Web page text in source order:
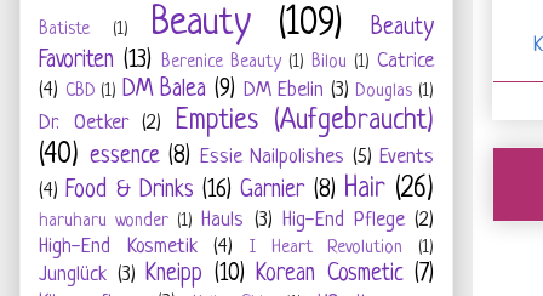
Batiste (1) Beauty (109)
Beauty
Favoriten (13) Berenice Beauty (1) Bilou (1) Catrice
(4) CBD (1) DM Balea (9) DM Ebelin (3) Douglas (1)
Dr. Oetker (2)
Empties (Aufgebraucht)
(40) essence (8) Essie Nailpolishes (5) Events
(4) Food & Drinks (16) Garnier (8) Hair (26)
haruharu wonder (1) Hauls (3) Hig-End Pflege (2)
High-End Kosmetik
(4) I Heart Revolution (1)
Junglück (3) Kneipp (10) Korean Cosmetic (7)